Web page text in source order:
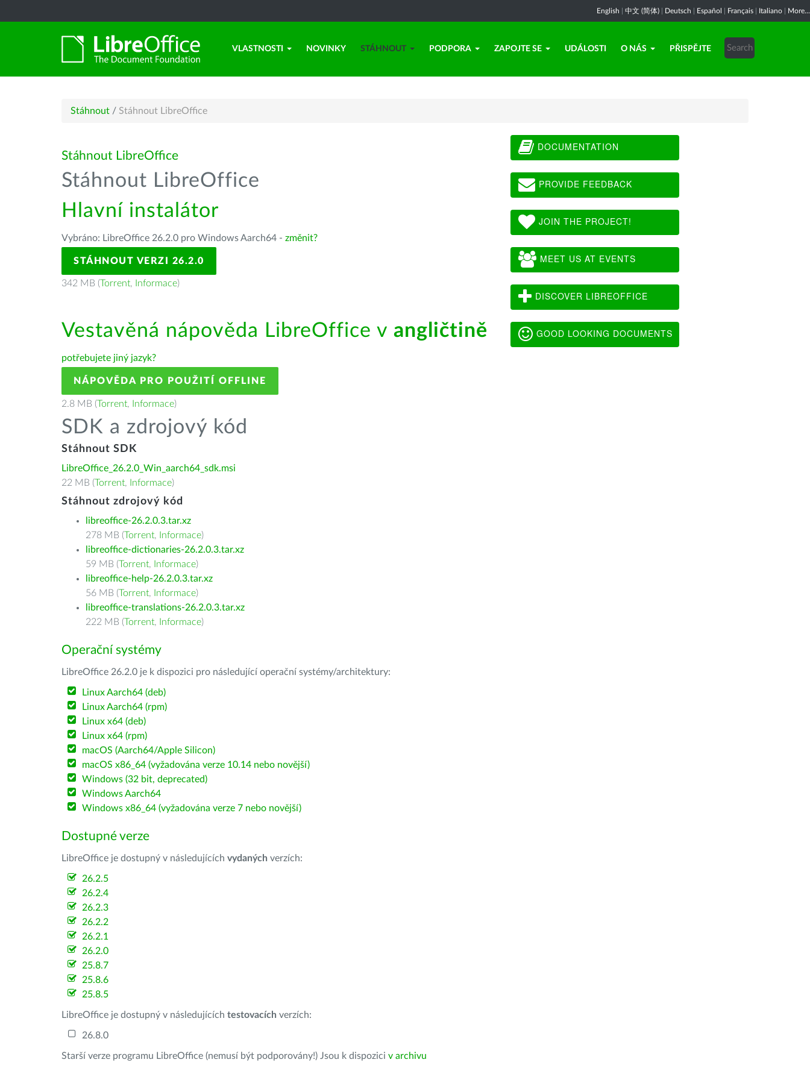
English 中文 (简体) Deutsch Español Français Italiano More...
VLASTNOSTI NOVINKY STÁHNOUT PODPORA ZAPOJTE SE UDÁLOSTI O NÁS PŘISPĚJTE
Stáhnout / Stáhnout LibreOffice
Stáhnout LibreOffice
Stáhnout LibreOffice
Hlavní instalátor
Vybráno: LibreOffice 26.2.0 pro Windows Aarch64 - změnit?
STÁHNOUT VERZI 26.2.0
342 MB (Torrent, Informace)
Vestavěná nápověda LibreOffice v angličtině
potřebujete jiný jazyk?
NÁPOVĚDA PRO POUŽITÍ OFFLINE
2.8 MB (Torrent, Informace)
SDK a zdrojový kód
Stáhnout SDK
LibreOffice_26.2.0_Win_aarch64_sdk.msi
22 MB (Torrent, Informace)
Stáhnout zdrojový kód
libreoffice-26.2.0.3.tar.xz
278 MB (Torrent, Informace)
libreoffice-dictionaries-26.2.0.3.tar.xz
59 MB (Torrent, Informace)
libreoffice-help-26.2.0.3.tar.xz
56 MB (Torrent, Informace)
libreoffice-translations-26.2.0.3.tar.xz
222 MB (Torrent, Informace)
Operační systémy
LibreOffice 26.2.0 je k dispozici pro následující operační systémy/architektury:
Linux Aarch64 (deb)
Linux Aarch64 (rpm)
Linux x64 (deb)
Linux x64 (rpm)
macOS (Aarch64/Apple Silicon)
macOS x86_64 (vyžadována verze 10.14 nebo novější)
Windows (32 bit, deprecated)
Windows Aarch64
Windows x86_64 (vyžadována verze 7 nebo novější)
Dostupné verze
LibreOffice je dostupný v následujících vydaných verzích:
26.2.5
26.2.4
26.2.3
26.2.2
26.2.1
26.2.0
25.8.7
25.8.6
25.8.5
LibreOffice je dostupný v následujících testovacích verzích:
26.8.0
Starší verze programu LibreOffice (nemusí být podporovány!) Jsou k dispozici v archivu
DOCUMENTATION
PROVIDE FEEDBACK
JOIN THE PROJECT!
MEET US AT EVENTS
DISCOVER LIBREOFFICE
GOOD LOOKING DOCUMENTS